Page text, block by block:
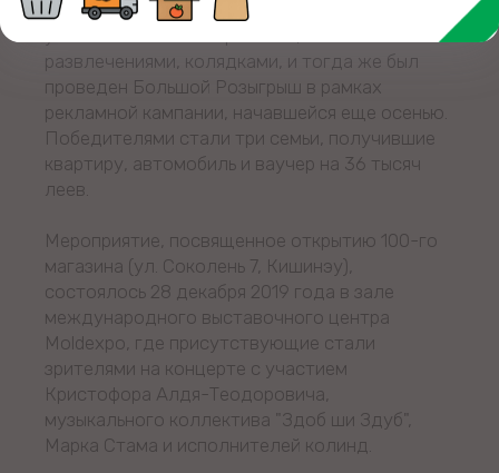
декабря 2019 года мы организовали концерт с
развлечениями, колядками, и тогда же был
проведен Большой Розыгрыш в рамках
рекламной кампании, начавшейся еще осенью.
Победителями стали три семьи, получившие
квартиру, автомобиль и ваучер на 36 тысяч
леев.
Мероприятие, посвященное открытию 100-го
магазина (ул. Соколень 7, Кишинэу),
состоялось 28 декабря 2019 года в зале
международного выставочного центра
Moldexpo, где присутствующие стали
зрителями на концерте с участием
Кристофора Алдя-Теодоровича,
музыкального коллектива "Здоб ши Здуб",
Марка Стама и исполнителей колинд.